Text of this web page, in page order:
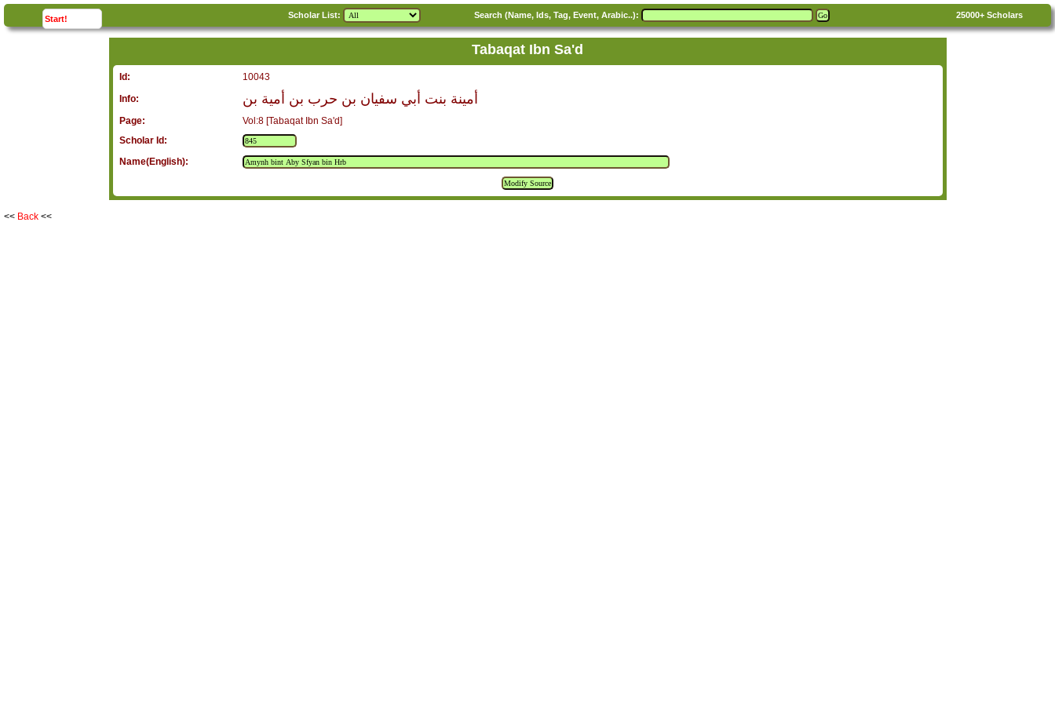
Start!click to Scholar List: Search (Name, Ids, Tag, Event, Arabic..): 25000+ Scholars
Tabaqat Ibn Sa'd
Id:
10043
Info:
أمينة بنت أبي سفيان بن حرب بن أمية بن
Page:
Vol:8 [Tabaqat Ibn Sa'd]
Scholar Id:
Name(English):
<< Back <<